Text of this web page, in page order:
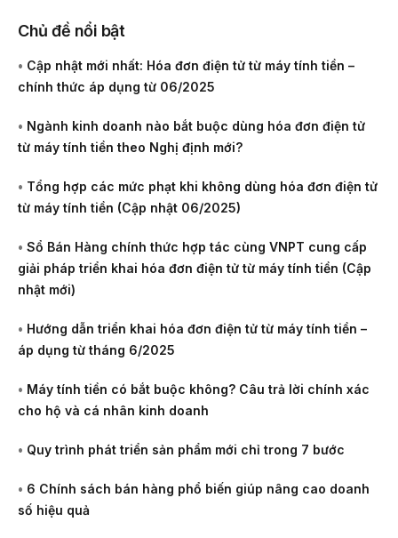
Chủ đề nổi bật
• Cập nhật mới nhất: Hóa đơn điện tử từ máy tính tiền –
chính thức áp dụng từ 06/2025
• Ngành kinh doanh nào bắt buộc dùng hóa đơn điện tử
từ máy tính tiền theo Nghị định mới?
• Tổng hợp các mức phạt khi không dùng hóa đơn điện tử
từ máy tính tiền (Cập nhật 06/2025)
• Sổ Bán Hàng chính thức hợp tác cùng VNPT cung cấp
giải pháp triển khai hóa đơn điện tử từ máy tính tiền (Cập
nhật mới)
• Hướng dẫn triển khai hóa đơn điện tử từ máy tính tiền –
áp dụng từ tháng 6/2025
• Máy tính tiền có bắt buộc không? Câu trả lời chính xác
cho hộ và cá nhân kinh doanh
• Quy trình phát triển sản phẩm mới chỉ trong 7 bước
• 6 Chính sách bán hàng phổ biến giúp nâng cao doanh
số hiệu quả